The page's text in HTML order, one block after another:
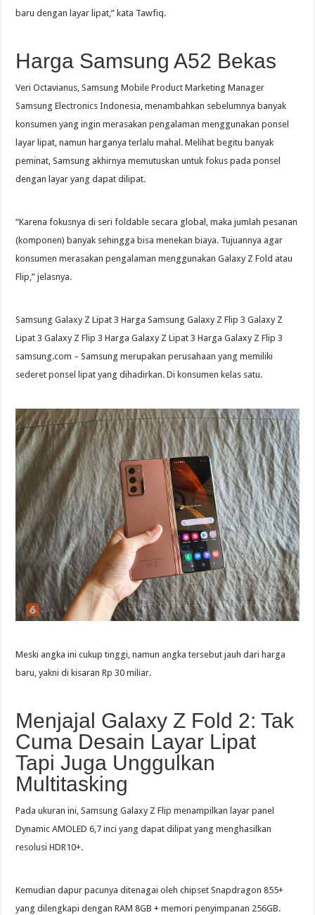
baru dengan layar lipat,” kata Tawfiq.
Harga Samsung A52 Bekas
Veri Octavianus, Samsung Mobile Product Marketing Manager
Samsung Electronics Indonesia, menambahkan sebelumnya banyak
konsumen yang ingin merasakan pengalaman menggunakan ponsel
layar lipat, namun harganya terlalu mahal. Melihat begitu banyak
peminat, Samsung akhirnya memutuskan untuk fokus pada ponsel
dengan layar yang dapat dilipat.
“Karena fokusnya di seri foldable secara global, maka jumlah pesanan
(komponen) banyak sehingga bisa menekan biaya. Tujuannya agar
konsumen merasakan pengalaman menggunakan Galaxy Z Fold atau
Flip,” jelasnya.
Samsung Galaxy Z Lipat 3 Harga Samsung Galaxy Z Flip 3 Galaxy Z
Lipat 3 Galaxy Z Flip 3 Harga Galaxy Z Lipat 3 Harga Galaxy Z Flip 3
samsung.com – Samsung merupakan perusahaan yang memiliki
sederet ponsel lipat yang dihadirkan. Di konsumen kelas satu.
Meski angka ini cukup tinggi, namun angka tersebut jauh dari harga
baru, yakni di kisaran Rp 30 miliar.
Menjajal Galaxy Z Fold 2: Tak
Cuma Desain Layar Lipat
Tapi Juga Unggulkan
Multitasking
Pada ukuran ini, Samsung Galaxy Z Flip menampilkan layar panel
Dynamic AMOLED 6,7 inci yang dapat dilipat yang menghasilkan
resolusi HDR10+.
Kemudian dapur pacunya ditenagai oleh chipset Snapdragon 855+
yang dilengkapi dengan RAM 8GB + memori penyimpanan 256GB.